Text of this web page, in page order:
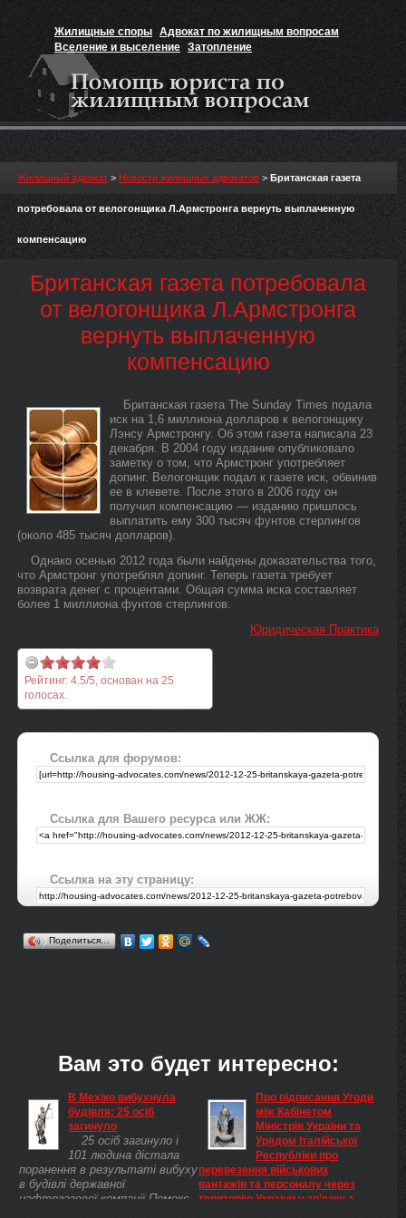
Жилищные споры Адвокат по жилищным вопросам
Вселение и выселение Затопление
Признание прав на жильё
Жилищный адвокат > Новости жилищных адвокатов > Британская газета
потребовала от велогонщика Л.Армстронга вернуть выплаченную
компенсацию
Британская газета потребовала
от велогонщика Л.Армстронга
вернуть выплаченную
компенсацию
Британская газета The Sunday Times подала
иск на 1,6 миллиона долларов к велогонщику
Лэнсу Армстронгу. Об этом газета написала 23
декабря. В 2004 году издание опубликовало
заметку о том, что Армстронг употребляет
допинг. Велогонщик подал к газете иск, обвинив
ее в клевете. После этого в 2006 году он
получил компенсацию — изданию пришлось
выплатить ему 300 тысяч фунтов стерлингов
(около 485 тысяч долларов).
Однако осенью 2012 года были найдены доказательства того,
что Армстронг употреблял допинг. Теперь газета требует
возврата денег с процентами. Общая сумма иска составляет
более 1 миллиона фунтов стерлингов.
Юридическая Практика
Рейтинг: 4.5/5, основан на 25
голосах.
Ссылка для форумов:
Ссылка для Вашего ресурса или ЖЖ:
Ссылка на эту страницу:
Поделиться…
Вам это будет интересно:
В Мехіко вибухнула
будівля: 25 осіб
загинуло
25 осіб загинуло і
101 людина дістала
поранення в результаті вибуху
в будівлі державної
нафтогазової компанії Пемекс
Про підписання Угоди
між Кабінетом
Міністрів України та
Урядом Італійської
Республіки про
перевезення військових
вантажів та персоналу через
територію України у зв’язку з